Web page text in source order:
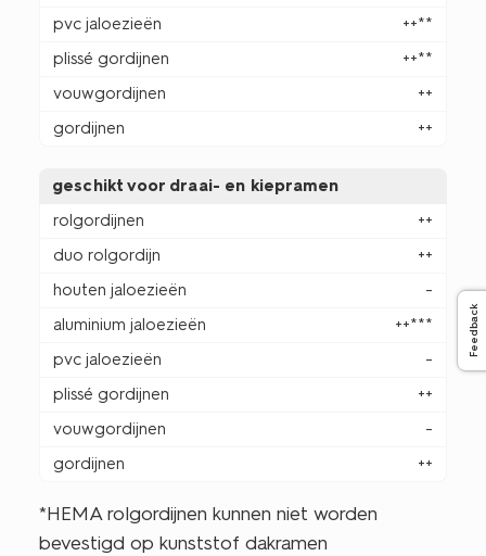
pvc jaloezieën
++**
plissé gordijnen
++**
vouwgordijnen
++
gordijnen
++
geschikt voor draai- en kiepramen
rolgordijnen
++
duo rolgordijn
++
houten jaloezieën
-
aluminium jaloezieën
++***
pvc jaloezieën
-
plissé gordijnen
++
vouwgordijnen
-
gordijnen
++
*HEMA rolgordijnen kunnen niet worden
bevestigd op kunststof dakramen
Feedback